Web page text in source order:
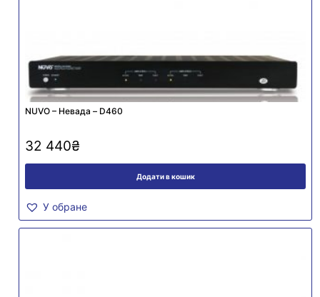
NUVO – Невада – D460
32 440₴
Додати в кошик
У обране